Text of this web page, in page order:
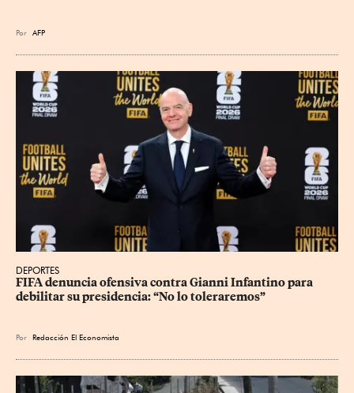
Por AFP
DEPORTES
FIFA denuncia ofensiva contra Gianni Infantino para
debilitar su presidencia: “No lo toleraremos”
Por Redacción El Economista